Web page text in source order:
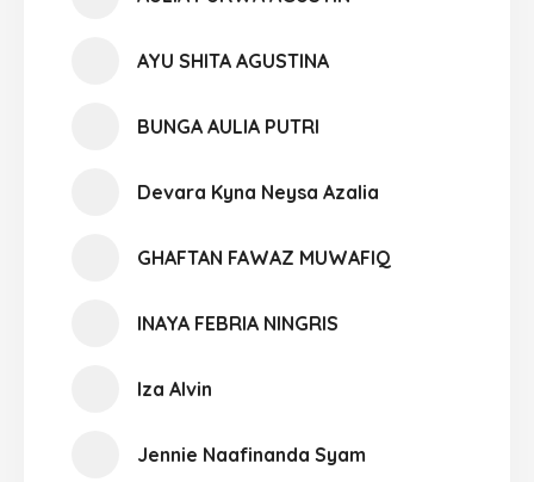
AYU SHITA AGUSTINA
BUNGA AULIA PUTRI
Devara Kyna Neysa Azalia
GHAFTAN FAWAZ MUWAFIQ
INAYA FEBRIA NINGRIS
Iza Alvin
Jennie Naafinanda Syam